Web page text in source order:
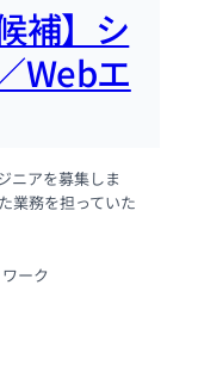
補】シ
Webエ
ニアを募集しま
業務を担っていた
ーク